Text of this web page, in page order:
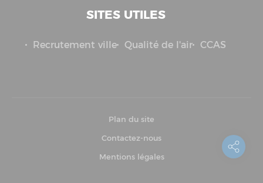
SITES UTILES
Recrutement ville Qualité de l'air CCAS
Plan du site
Contactez-nous
Mentions légales